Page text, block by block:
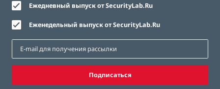
Ежедневный выпуск от SecurityLab.Ru
Еженедельный выпуск от SecurityLab.Ru
Подписаться